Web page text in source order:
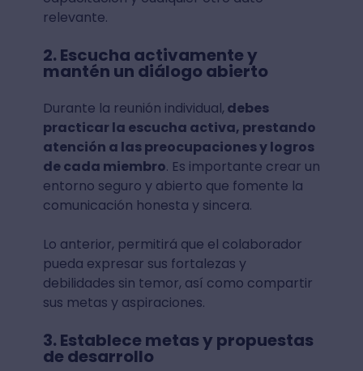
relevante.
2. Escucha activamente y
mantén un diálogo abierto
Durante la reunión individual, debes
practicar la escucha activa, prestando
atención a las preocupaciones y logros
de cada miembro. Es importante crear un
entorno seguro y abierto que fomente la
comunicación honesta y sincera.
Lo anterior, permitirá que el colaborador
pueda expresar sus fortalezas y
debilidades sin temor, así como compartir
sus metas y aspiraciones.
3. Establece metas y propuestas
de desarrollo